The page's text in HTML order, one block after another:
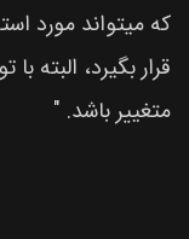
قرار بگیرد،
متغییر باشد. "